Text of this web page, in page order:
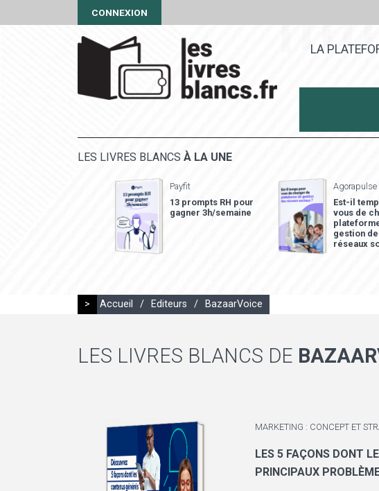
CONNEXION
LA
LES LIVRES BLANCS À LA UNE
Payfit
13 prompts RH pour
gagner 3h/semaine
Agorapulse
Est-il
vous de
gestion
réseaux
> Accueil / Editeurs / BazaarVoice
LES LIVRES BLANCS DE
MARKETING : CONCEPT ET
LES 5 FAÇONS DONT
PRINCIPAUX